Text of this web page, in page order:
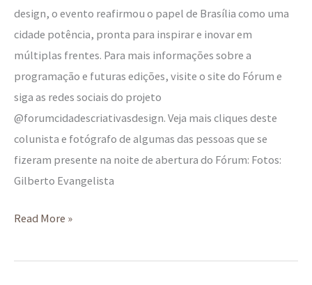
design, o evento reafirmou o papel de Brasília como uma
cidade potência, pronta para inspirar e inovar em
múltiplas frentes. Para mais informações sobre a
programação e futuras edições, visite o site do Fórum e
siga as redes sociais do projeto
@forumcidadescriativasdesign. Veja mais cliques deste
colunista e fotógrafo de algumas das pessoas que se
fizeram presente na noite de abertura do Fórum: Fotos:
Gilberto Evangelista
Read More »